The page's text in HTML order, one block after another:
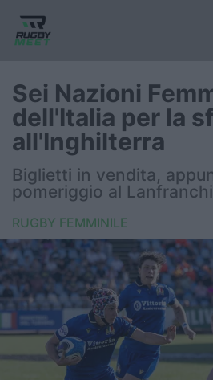
Nazionale
Nazionali giovanili
Rugby Sevens
FIR
Internazionale
6 Nazioni
United Rugby
Sei Nazioni
dell'Italia per la
all'Inghilterra
Biglietti in vendita,
pomeriggio al
RUGBY FEMMINILE